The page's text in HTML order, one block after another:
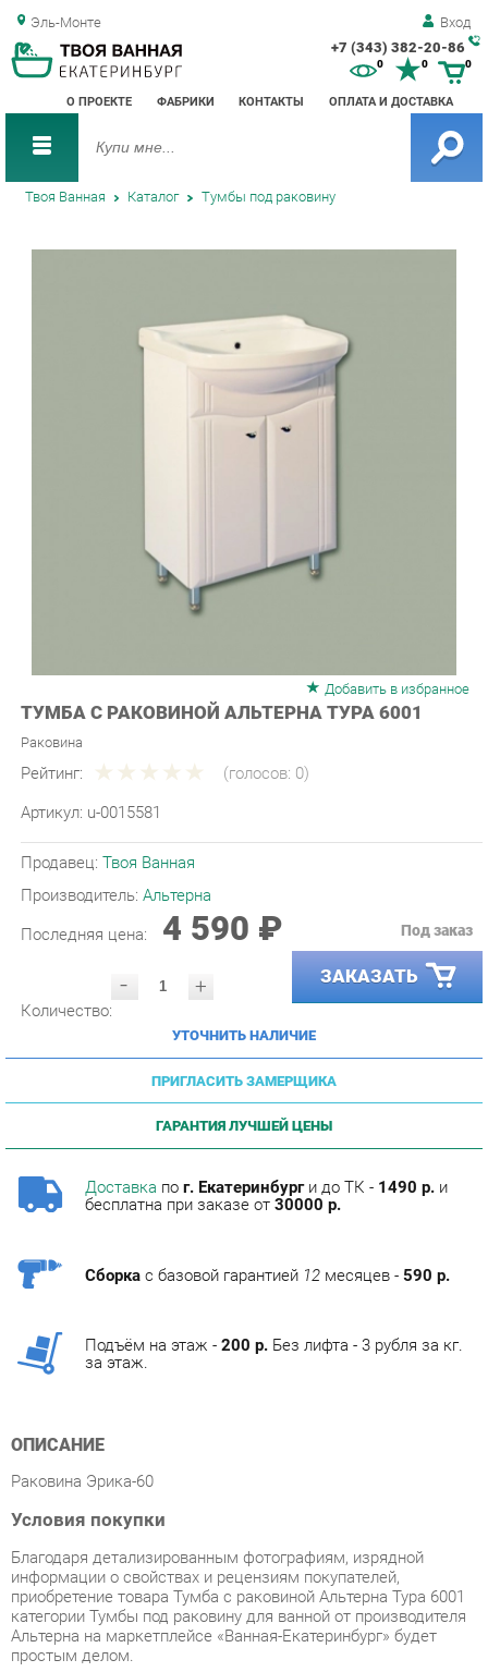
Эль-Монте Вход
+7 (343) 382-20-86
О ПРОЕКТЕ ФАБРИКИ КОНТАКТЫ ОПЛАТА И ДОСТАВКА
0 0
Твоя Ванная Каталог Тумбы под раковину
ТУМБА С РАКОВИНОЙ АЛЬТЕРНА ТУРА 6001
Раковина
Рейтинг:
Артикул: u-0015581
Продавец:
Производитель: Альтерна
Последняя цена: 4 590 ₽
- + ЗАКАЗАТЬ
УТОЧНИТЬ НАЛИЧИЕ
ПРИГЛАСИТЬ ЗАМЕРЩИКА
ГАРАНТИЯ ЛУЧШЕЙ ЦЕНЫ
и до ТК -
Благодаря детализированным фотографиям, изрядной
информации о свойствах и рецензиям покупателей,
приобретение товара Тумба с раковиной Альтерна Тура 6001
категории Тумбы под раковину для ванной от производителя
Альтерна на маркетплейсе «Ванная-Екатеринбург» будет
простым делом.
Мы ежедневно доставляем заказы. Товары, доступные на
нашем складе в Екатеринбурге, вы получите не позднее 48-
ми часов с момента оформления заказа.